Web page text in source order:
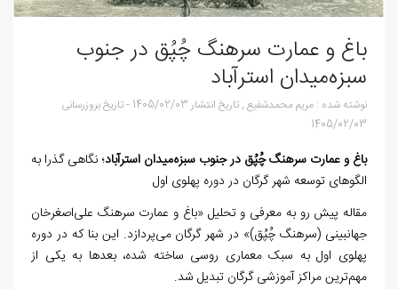
باغ و عمارت سرهنگ چُپُق در جنوب
سبزه‌میدان استرآباد
نوشته شده : مریم محمدشفیع ,تاریخ انتشار 1405/02/03
-تاریخ بروزرسانی
1405/02/03
باغ و عمارت سرهنگ چُپُق در جنوب سبزه‌میدان استرآباد؛ نگاهی گذرا به
الگوهای توسعه شهر گرگان در دوره پهلوی اول
مقاله پیش رو به معرفی و تحلیل «باغ و عمارت سرهنگ علی‌اصغرخان
جهانبینی (سرهنگ چُپُق)» در شهر گرگان می‌پردازد. این بنا که در دوره
پهلوی اول به سبک معماری روسی ساخته شده، بعدها به یکی از
مهم‌ترین مراکز آموزشی گرگان تبدیل شد.